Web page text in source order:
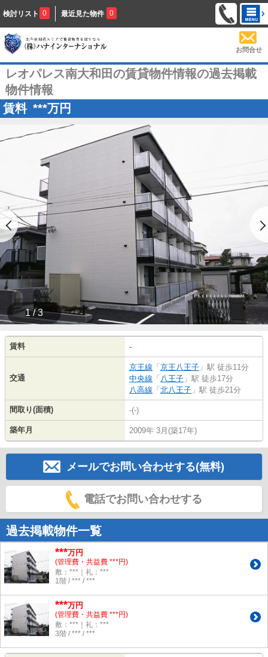
検討リスト 0 最近見た物件 0
お問合せ
レオパレス南大和田の賃貸物件情報の過去掲載
物件情報
賃料 ***万円
1 / 3
賃料 -
交通
京王線 「京王八王子 」駅 徒歩11分
中央線 「 八王子 」駅 徒歩17分
八高線 「北八王子 」駅 徒歩21分
間取り(面積) -(-)
築年月 2009年 3月(築17年)
メールでお問い合わせする(無料)
電話でお問い合わせする
過去掲載物件一覧
***万円
(管理費・共益費 ***円)
敷：***｜礼：***
1階 / *** / ***
***万円
(管理費・共益費 ***円)
敷：***｜礼：***
3階 / *** / ***